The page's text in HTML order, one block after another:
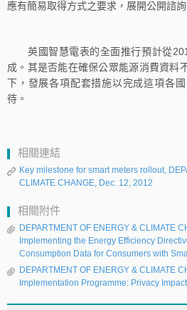
應有簡易取得方式之要求，展開公開諮詢
英國智慧電表的全面推行預計從
成。其是否能在確保公眾能源消費資料
下，發展各項配套措施以完成這項各
待。
相關連結
Key milestone for smart meters rollout,
CLIMATE CHANGE, Dec. 12, 2012
相關附件
DEPARTMENT OF ENERGY & CLIMATE
Implementing the Energy Efficiency
Consumption Data for Consumers with
DEPARTMENT OF ENERGY & CLIMATE
Implementation Programme: Privacy